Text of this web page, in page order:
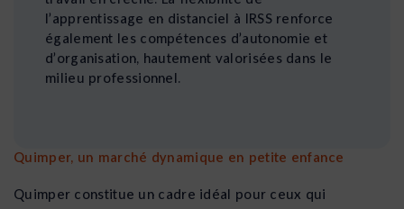
l’apprentissage en distanciel à IRSS renforce
également les compétences d’autonomie et
d’organisation, hautement valorisées dans le
milieu professionnel.
Quimper, un marché dynamique en petite enfance
Quimper constitue un cadre idéal pour ceux qui